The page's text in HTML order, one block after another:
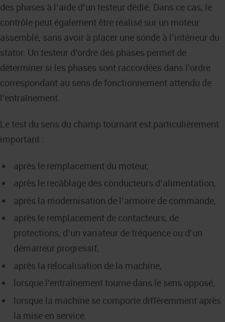
des phases à l’aide d’un testeur dédié. Dans ce cas, le
contrôle peut également être réalisé sur un moteur
assemblé, sans avoir à placer une sonde à l’intérieur du
stator. Un testeur d’ordre des phases permet de
déterminer si les phases sont raccordées dans l’ordre
correspondant au sens de fonctionnement attendu de
l’entraînement.
Le test du sens du champ tournant est particulièrement
important :
après le remplacement du moteur,
après le recâblage des conducteurs d’alimentation,
après la modernisation de l’armoire de commande,
après le remplacement de contacteurs, de
protections, d’un variateur de fréquence ou d’un
démarreur progressif,
après la relocalisation de la machine,
lorsque l’entraînement tourne dans le sens opposé,
lorsque la machine se comporte différemment après
la mise en service.